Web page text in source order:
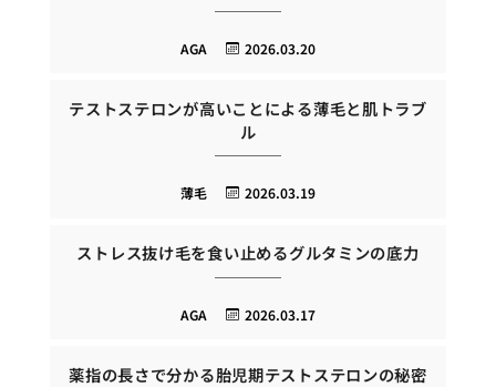
2026.03.20
AGA
テストステロンが高いことによる薄毛と肌トラブ
ル
2026.03.19
薄毛
ストレス抜け毛を食い止めるグルタミンの底力
2026.03.17
AGA
薬指の長さで分かる胎児期テストステロンの秘密